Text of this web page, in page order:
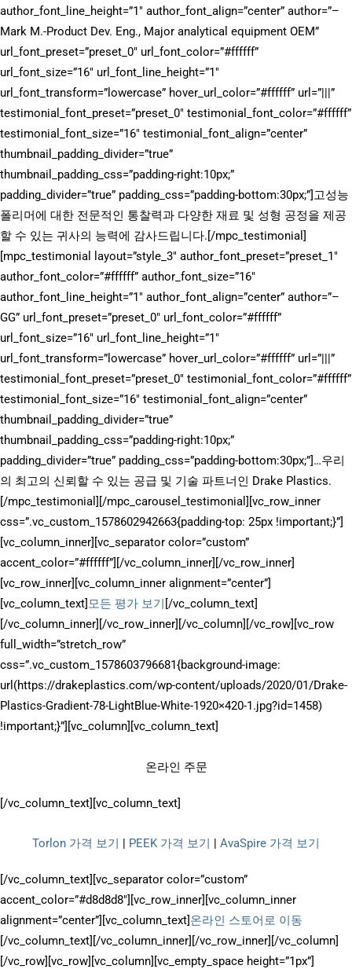
author_font_line_height=”1″ author_font_align=”center” author=”–
Mark M.-Product Dev. Eng., Major analytical equipment OEM”
url_font_preset=”preset_0″ url_font_color=”#ffffff”
url_font_size=”16″ url_font_line_height=”1″
url_font_transform=”lowercase” hover_url_color=”#ffffff” url=”|||”
testimonial_font_preset=”preset_0″ testimonial_font_color=”#ffffff”
testimonial_font_size=”16″ testimonial_font_align=”center”
thumbnail_padding_divider=”true”
thumbnail_padding_css=”padding-right:10px;”
padding_divider=”true” padding_css=”padding-bottom:30px;”]고성능
폴리머에 대한 전문적인 통찰력과 다양한 재료 및 성형 공정을 제공
할 수 있는 귀사의 능력에 감사드립니다.[/mpc_testimonial]
[mpc_testimonial layout=”style_3″ author_font_preset=”preset_1″
author_font_color=”#ffffff” author_font_size=”16″
author_font_line_height=”1″ author_font_align=”center” author=”–
GG” url_font_preset=”preset_0″ url_font_color=”#ffffff”
url_font_size=”16″ url_font_line_height=”1″
url_font_transform=”lowercase” hover_url_color=”#ffffff” url=”|||”
testimonial_font_preset=”preset_0″ testimonial_font_color=”#ffffff”
testimonial_font_size=”16″ testimonial_font_align=”center”
thumbnail_padding_divider=”true”
thumbnail_padding_css=”padding-right:10px;”
padding_divider=”true” padding_css=”padding-bottom:30px;”]…우리
의 최고의 신뢰할 수 있는 공급 및 기술 파트너인 Drake Plastics.
[/mpc_testimonial][/mpc_carousel_testimonial][vc_row_inner
css=”.vc_custom_1578602942663{padding-top: 25px !important;}”]
[vc_column_inner][vc_separator color=”custom”
accent_color=”#ffffff”][/vc_column_inner][/vc_row_inner]
[vc_row_inner][vc_column_inner alignment=”center”]
[vc_column_text] 모든 평가 보기
[/vc_column_text]
[/vc_column_inner][/vc_row_inner][/vc_column][/vc_row][vc_row
full_width=”stretch_row”
css=”.vc_custom_1578603796681{background-image:
url(https://drakeplastics.com/wp-content/uploads/2020/01/Drake-
Plastics-Gradient-78-LightBlue-White-1920×420-1.jpg?id=1458)
!important;}”][vc_column][vc_column_text]
온라인 주문
[/vc_column_text][vc_column_text]
Torlon 가격 보기 PEEK 가격 보기 AvaSpire 가격 보기
[/vc_column_text][vc_separator color=”custom”
accent_color=”#d8d8d8″][vc_row_inner][vc_column_inner
alignment=”center”][vc_column_text] 온라인 스토어로 이동
[/vc_column_text][/vc_column_inner][/vc_row_inner][/vc_column]
[/vc_row][vc_row][vc_column][vc_empty_space height=”1px”]